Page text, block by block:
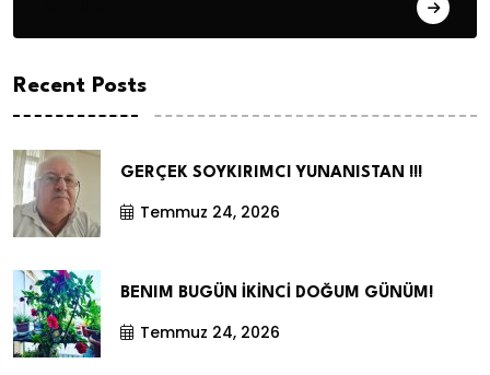
Recent Posts
GERÇEK SOYKIRIMCI YUNANISTAN !!!
Temmuz 24, 2026
BENIM BUGÜN İKİNCİ DOĞUM GÜNÜM!
Temmuz 24, 2026